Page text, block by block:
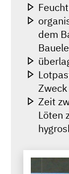
dem
Zeit
Löten